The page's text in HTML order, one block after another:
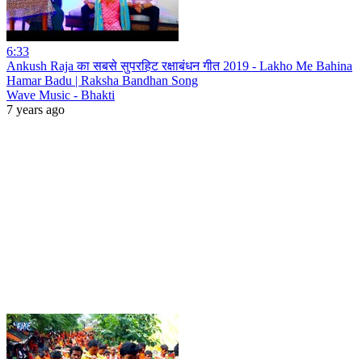
6:33
Ankush Raja का सबसे सुपरहिट रक्षाबंधन गीत 2019 - Lakho Me Bahina
Hamar Badu | Raksha Bandhan Song
Wave Music - Bhakti
7 years ago